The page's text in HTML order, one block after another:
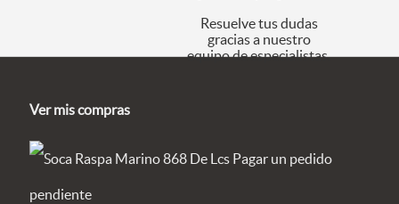
Resuelve tus dudas
gracias a nuestro
equipo de especialistas.
Ver mis compras
Pagar un pedido
pendiente